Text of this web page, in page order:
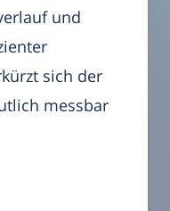
und
sich der
messbar